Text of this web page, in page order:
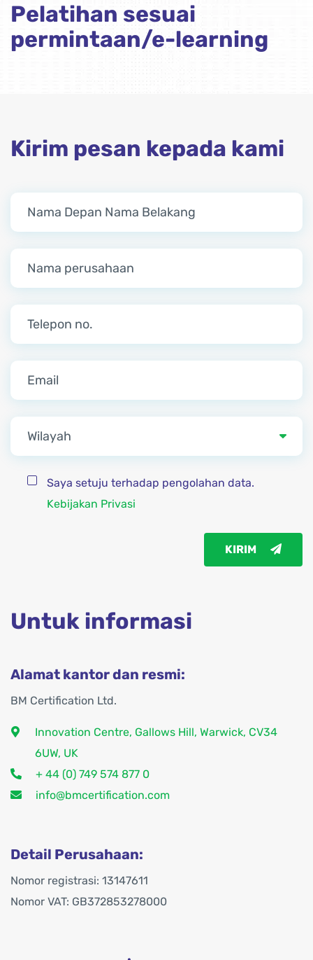
Pelatihan sesuai
permintaan/e-learning
Kirim pesan kepada kami
Wilayah
Saya setuju terhadap pengolahan data.
Kebijakan Privasi
KIRIM
Untuk informasi
Alamat kantor dan resmi:
BM Certification Ltd.
Innovation Centre, Gallows Hill, Warwick, CV34
6UW, UK
+ 44 (0) 749 574 877 0
info@bmcertification.com
Detail Perusahaan:
Nomor registrasi: 13147611
Nomor VAT: GB372853278000